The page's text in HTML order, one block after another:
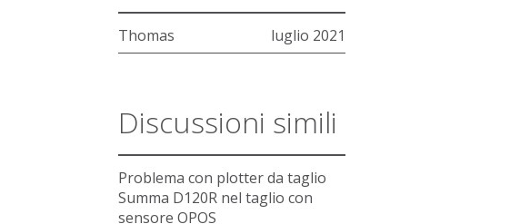
luglio 2021
Thomas
Discussioni simili
Problema con plotter da taglio
Summa D120R nel taglio con
sensore OPOS